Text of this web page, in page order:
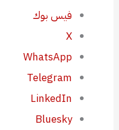
فيس بوك
X
WhatsApp
Telegram
LinkedIn
Bluesky